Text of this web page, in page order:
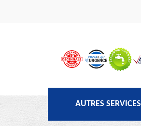
AUTRES SERVICES